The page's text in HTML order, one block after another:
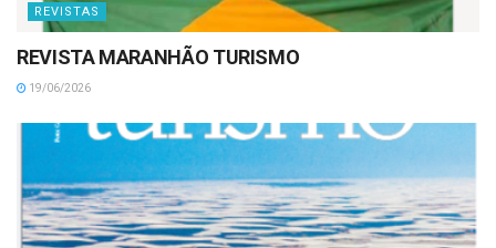
REVISTAS
REVISTA MARANHÃO TURISMO
19/06/2026